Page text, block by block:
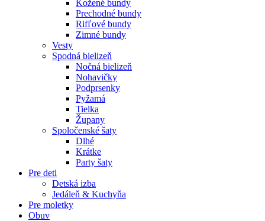
Kožené bundy
Prechodné bundy
Rifľové bundy
Zimné bundy
Vesty
Spodná bielizeň
Nočná bielizeň
Nohavičky
Podprsenky
Pyžamá
Tielka
Župany
Spoločenské šaty
Dlhé
Krátke
Party šaty
Pre deti
Detská izba
Jedáleň & Kuchyňa
Pre moletky
Obuv